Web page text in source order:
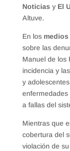
Noticias y El
Altuve.
En los
sobre las
Manuel de los
incidencia y
y
enfermedades
a fallas del
Mientras que
cobertura del
violación de